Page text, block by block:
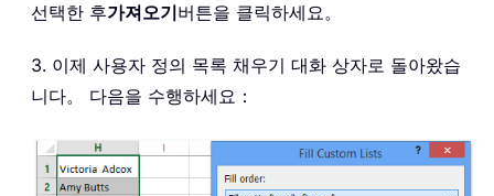
선택한 후가져오기버튼을 클릭하세요。
3. 이제 사용자 정의 목록 채우기 대화 상자로 돌아왔습
니다。 다음을 수행하세요：